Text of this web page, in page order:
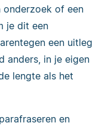
onderzoek of een
je dit een
een uitleg
anders, in je eigen
lengte als het
en